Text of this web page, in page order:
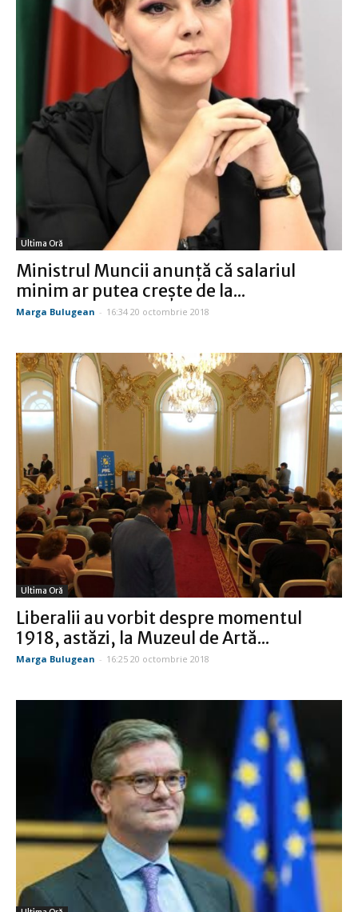
Ultima Oră
Ministrul Muncii anunţă că salariul
minim ar putea creşte de la...
Marga Bulugean - 16:34 20 octombrie 2018
Ultima Oră
Liberalii au vorbit despre momentul
1918, astăzi, la Muzeul de Artă...
Marga Bulugean - 16:25 20 octombrie 2018